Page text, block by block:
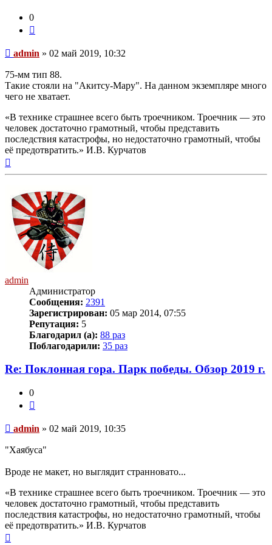
0
Непрочитанное
admin » 02 май 2019, 10:32
75-мм тип 88.
Такие стояли на "Акитсу-Мару". На данном экземпляре много
чего не хватает.
«В технике страшнее всего быть троечником. Троечник — это
человек достаточно грамотный, чтобы представить
последствия катастрофы, но недостаточно грамотный, чтобы
её предотвратить.» И.В. Курчатов
admin
Администратор
Сообщения: 2391
Зарегистрирован: 05 мар 2014, 07:55
Репутация: 5
Благодарил (а): 88 раз
Поблагодарили: 35 раз
Re: Поклонная гора. Парк победы. Обзор 2019 г.
0
Непрочитанное
admin » 02 май 2019, 10:35
"Хаябуса"
Вроде не макет, но выглядит странновато...
«В технике страшнее всего быть троечником. Троечник — это
человек достаточно грамотный, чтобы представить
последствия катастрофы, но недостаточно грамотный, чтобы
её предотвратить.» И.В. Курчатов